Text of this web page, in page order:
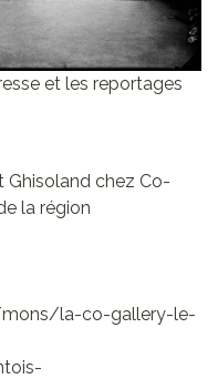
et les reportages
Ghisoland chez Co-
la région
la-co-gallery-le-